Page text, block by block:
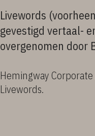
Livewords
gevestigd vertaal-
overgenomen door
Hemingway
Livewords.